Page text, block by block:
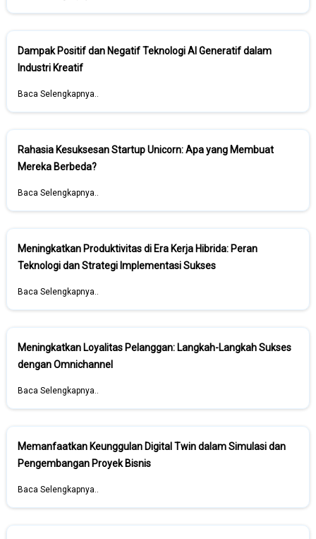
Dampak Positif dan Negatif Teknologi AI Generatif dalam
Industri Kreatif
Baca Selengkapnya..
Rahasia Kesuksesan Startup Unicorn: Apa yang Membuat
Mereka Berbeda?
Baca Selengkapnya..
Meningkatkan Produktivitas di Era Kerja Hibrida: Peran
Teknologi dan Strategi Implementasi Sukses
Baca Selengkapnya..
Meningkatkan Loyalitas Pelanggan: Langkah-Langkah Sukses
dengan Omnichannel
Baca Selengkapnya..
Memanfaatkan Keunggulan Digital Twin dalam Simulasi dan
Pengembangan Proyek Bisnis
Baca Selengkapnya..